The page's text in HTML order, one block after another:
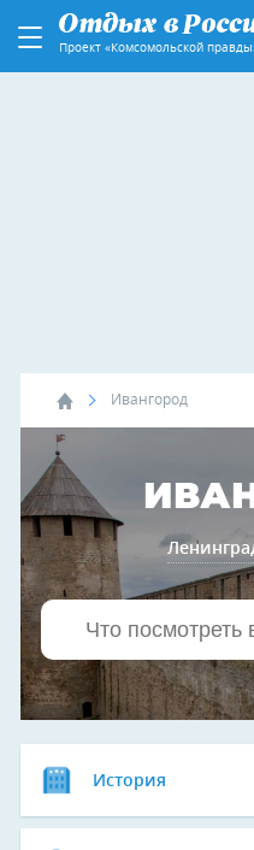
Проект «Комсомольской
Ивангород
История